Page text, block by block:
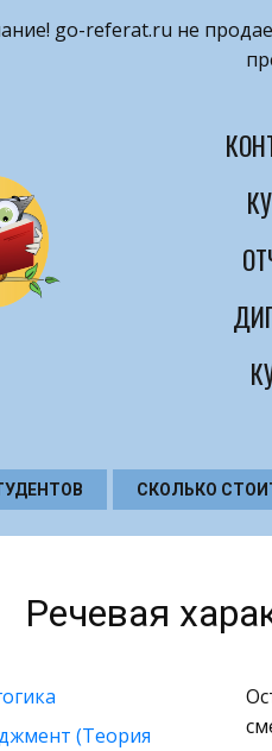
​go-referat.ru не
СКОЛЬКО
Речевая
(Теория